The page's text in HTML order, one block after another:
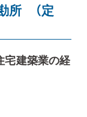
所 （定
宅建築業の経